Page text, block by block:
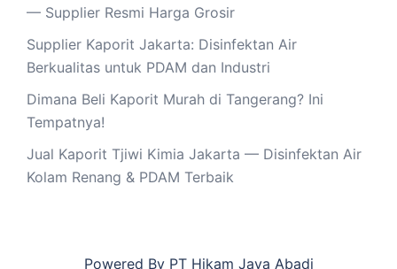
— Supplier Resmi Harga Grosir
Supplier Kaporit Jakarta: Disinfektan Air
Berkualitas untuk PDAM dan Industri
Dimana Beli Kaporit Murah di Tangerang? Ini
Tempatnya!
Jual Kaporit Tjiwi Kimia Jakarta — Disinfektan Air
Kolam Renang & PDAM Terbaik
Powered By PT Hikam Jaya Abadi